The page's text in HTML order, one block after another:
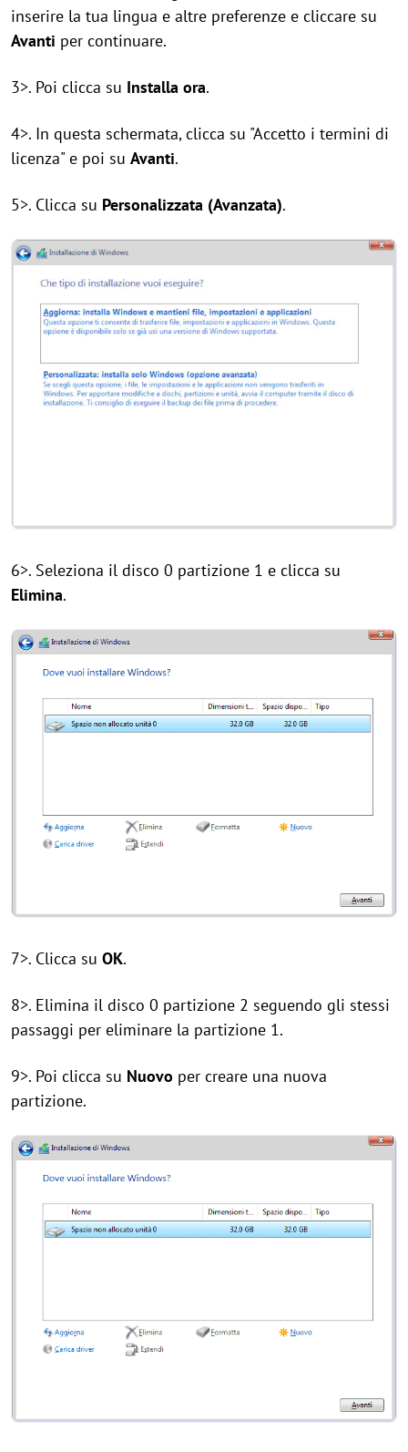
inserire la tua lingua e altre preferenze e cliccare su
Avanti per continuare.
3>. Poi clicca su Installa ora.
4>. In questa schermata, clicca su "Accetto i termini di
licenza" e poi su Avanti.
5>. Clicca su Personalizzata (Avanzata).
6>. Seleziona il disco 0 partizione 1 e clicca su
Elimina.
7>. Clicca su OK.
8>. Elimina il disco 0 partizione 2 seguendo gli stessi
passaggi per eliminare la partizione 1.
9>. Poi clicca su Nuovo per creare una nuova
partizione.